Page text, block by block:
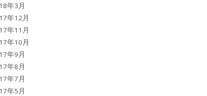
年3月
年12月
年11月
年10月
年9月
年8月
年7月
年5月